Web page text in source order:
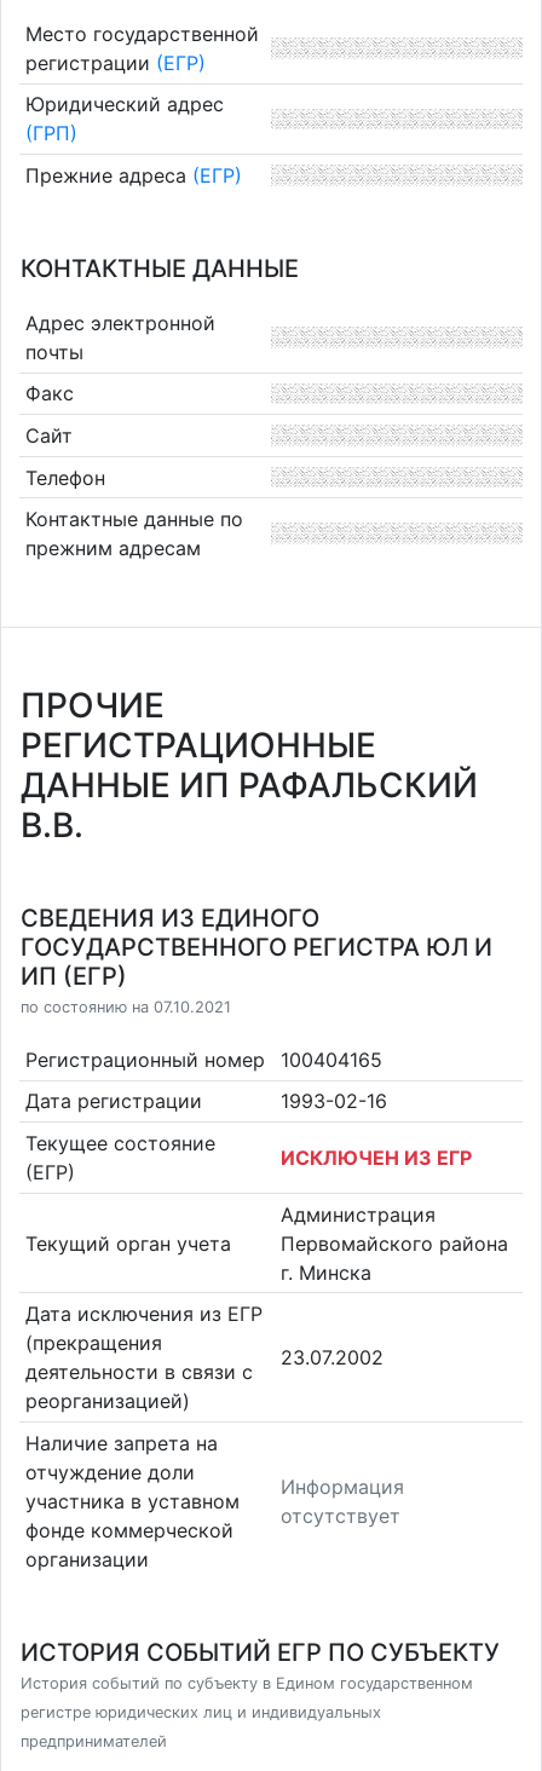
Место государственной
регистрации (ЕГР)
Юридический адрес
(ГРП)
Прежние адреса (ЕГР)
КОНТАКТНЫЕ ДАННЫЕ
Адрес электронной
почты
Факс
Сайт
Телефон
Контактные данные по
прежним адресам
ПРОЧИЕ
РЕГИСТРАЦИОННЫЕ
ДАННЫЕ ИП РАФАЛЬСКИЙ
В.В.
СВЕДЕНИЯ ИЗ ЕДИНОГО
ГОСУДАРСТВЕННОГО РЕГИСТРА ЮЛ И
ИП (ЕГР)
по состоянию на 07.10.2021
Регистрационный номер
100404165
Дата регистрации
1993-02-16
Текущее состояние
(ЕГР)
ИСКЛЮЧЕН ИЗ ЕГР
Текущий орган учета
Администрация
Первомайского района
г. Минска
Дата исключения из ЕГР
(прекращения
деятельности в связи с
реорганизацией)
23.07.2002
Наличие запрета на
отчуждение доли
участника в уставном
фонде коммерческой
организации
Информация
отсутствует
ИСТОРИЯ СОБЫТИЙ ЕГР ПО СУБЪЕКТУ
История событий по субъекту в Едином государственном
регистре юридических лиц и индивидуальных
предпринимателей